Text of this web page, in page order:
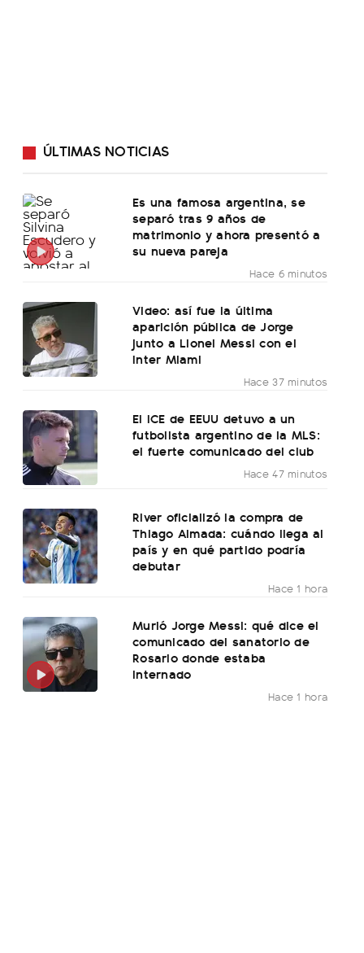
ÚLTIMAS NOTICIAS
Es una famosa argentina, se
separó tras 9 años de
matrimonio y ahora presentó a
su nueva pareja
Hace 6 minutos
Video: así fue la última
aparición pública de Jorge
junto a Lionel Messi con el
Inter Miami
Hace 37 minutos
El ICE de EEUU detuvo a un
futbolista argentino de la MLS:
el fuerte comunicado del club
Hace 47 minutos
River oficializó la compra de
Thiago Almada: cuándo llega al
país y en qué partido podría
debutar
Hace 1 hora
Murió Jorge Messi: qué dice el
comunicado del sanatorio de
Rosario donde estaba
internado
Hace 1 hora